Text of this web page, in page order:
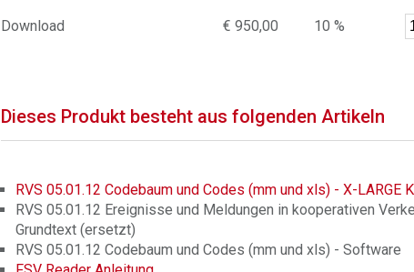
Download € 950,00 10 %
Dieses Produkt besteht aus folgenden Artikeln
RVS 05.01.12 Codebaum und Codes (mm und xls) - X-LARGE
RVS 05.01.12 Ereignisse und Meldungen in kooperativen
Grundtext (ersetzt)
RVS 05.01.12 Codebaum und Codes (mm und xls) - Software